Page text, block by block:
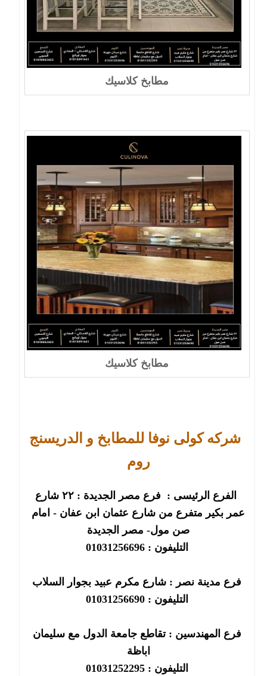
مطابخ كلاسيك
مطابخ كلاسيك
شركه كولى نوفا للمطابخ و الدريسنج
روم
صن مول- مصر الجديدة
التليفون : 01031256696
فرع مدينة نصر : شارع مكرم عبيد بجوار السلاب
التليفون : 01031256690
اباظة
التليفون : 01031252295